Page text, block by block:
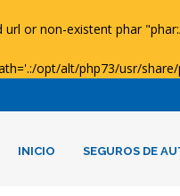
or non-existent phar
opt/alt/php73/usr/
INICIO SEGUROS DE